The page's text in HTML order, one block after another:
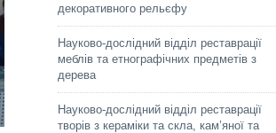
декоративного рельєфу
Науково-дослідний відділ реставрації
меблів та етнографічних предметів з
дерева
Науково-дослідний відділ реставрації
творів з кераміки та скла, кам’яної та